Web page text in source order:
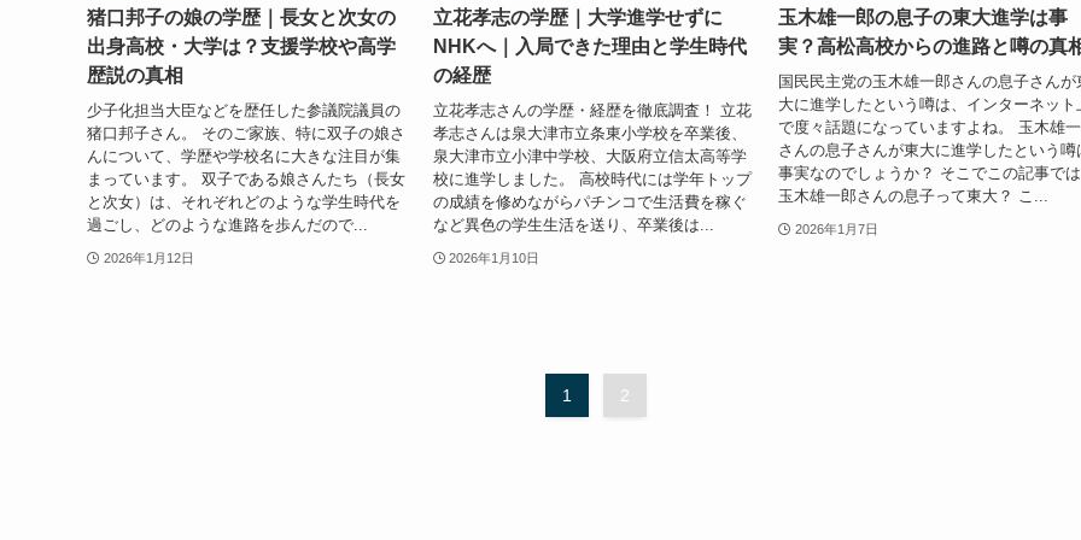
猪口邦子の娘の学歴｜長女と次女の
出身高校・大学は？支援学校や高学
歴説の真相
少子化担当大臣などを歴任した参議院議員の
猪口邦子さん。 そのご家族、特に双子の娘さ
んについて、学歴や学校名に大きな注目が集
まっています。 双子である娘さんたち（長女
と次女）は、それぞれどのような学生時代を
過ごし、どのような進路を歩んだので...
2026年1月12日
立花孝志の学歴｜大学進学せずに
NHKへ｜入局できた理由と学生時代
の経歴
立花孝志さんの学歴・経歴を徹底調査！ 立花
孝志さんは泉大津市立条東小学校を卒業後、
泉大津市立小津中学校、大阪府立信太高等学
校に進学しました。 高校時代には学年トップ
の成績を修めながらパチンコで生活費を稼ぐ
など異色の学生生活を送り、卒業後は...
2026年1月10日
玉木雄一郎の息子の東大進学は事
実？高松高校からの進路と噂の真
国民民主党の玉木雄一郎さんの息子さんが
大に進学したという噂は、インターネット
で度々話題になっていますよね。 玉木雄
さんの息子さんが東大に進学したという噂
事実なのでしょうか？ そこでこの記事では
玉木雄一郎さんの息子って東大？ こ...
2026年1月7日
1 2